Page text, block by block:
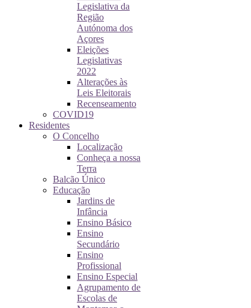
Legislativa da
Região
Autónoma dos
Açores
Eleições
Legislativas
2022
Alterações às
Leis Eleitorais
Recenseamento
COVID19
Residentes
O Concelho
Localização
Conheça a nossa
Terra
Balcão Único
Educação
Jardins de
Infância
Ensino Básico
Ensino
Secundário
Ensino
Profissional
Ensino Especial
Agrupamento de
Escolas de